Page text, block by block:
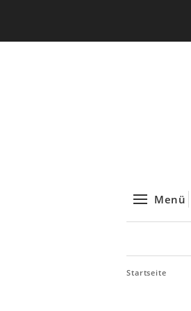
Menü
Startseite